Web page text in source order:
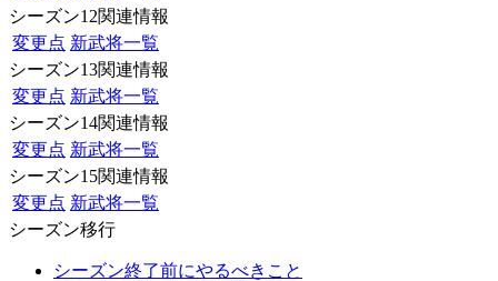
シーズン12関連情報
変更点 新武将一覧
シーズン13関連情報
変更点 新武将一覧
シーズン14関連情報
変更点 新武将一覧
シーズン15関連情報
変更点 新武将一覧
シーズン移行
シーズン終了前にやるべきこと